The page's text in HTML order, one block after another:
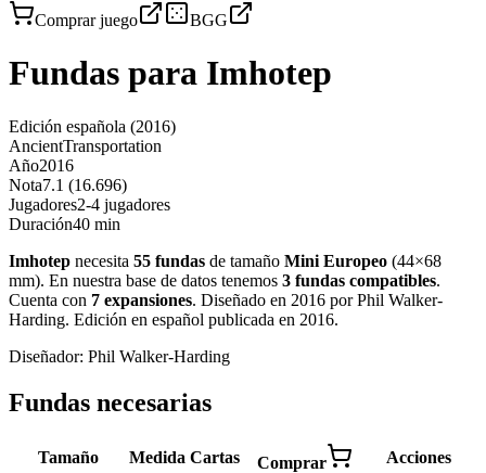
Comprar juego
BGG
Fundas para Imhotep
Edición española (2016)
AncientTransportation
Año2016
Nota7.1 (16.696)
Jugadores2-4 jugadores
Duración40 min
Imhotep necesita 55 fundas de tamaño Mini Europeo (44×68
mm). En nuestra base de datos tenemos 3 fundas compatibles.
Cuenta con 7 expansiones. Diseñado en 2016 por Phil Walker-
Harding. Edición en español publicada en 2016.
Diseñador: Phil Walker-Harding
Fundas necesarias
Tamaño Medida Cartas Comprar Acciones